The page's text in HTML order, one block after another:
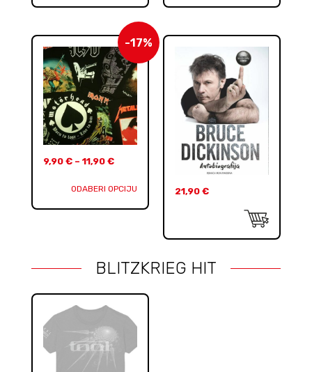
-17%
9,90 €– 11,90 €
ODABERI OPCIJU 21,90 €
BLITZKRIEG HIT